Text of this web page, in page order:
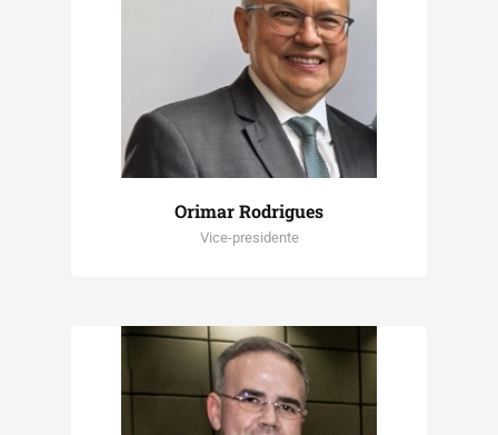
Orimar Rodrigues
Vice-presidente